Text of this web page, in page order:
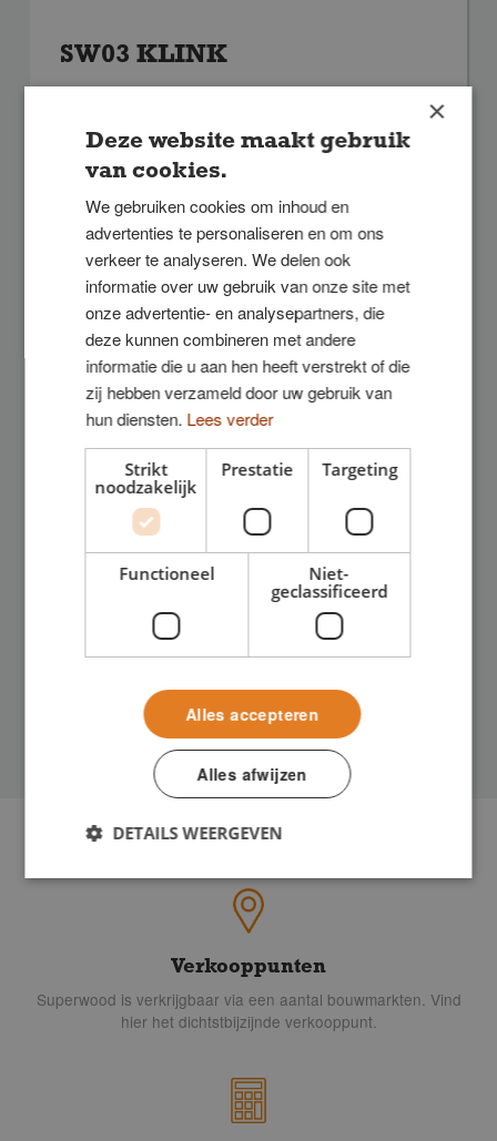
SW03 KLINK
SW13 Helen & Hard,
golfprofiel
SW06 STERN
Verkooppunten
Superwood is verkrijgbaar via een aantal bouwmarkten. Vind
hier het dichtstbijzijnde verkooppunt.
×
Deze website maakt gebruik
van cookies.
We gebruiken cookies om inhoud en
advertenties te personaliseren en om ons
verkeer te analyseren. We delen ook
informatie over uw gebruik van onze site met
onze advertentie- en analysepartners, die
deze kunnen combineren met andere
informatie die u aan hen heeft verstrekt of die
zij hebben verzameld door uw gebruik van
hun diensten. Lees verder
Strikt
noodzakelijk
Prestatie Targeting
Functioneel
Niet-
geclassificeerd
Alles accepteren
Alles afwijzen
DETAILS WEERGEVEN